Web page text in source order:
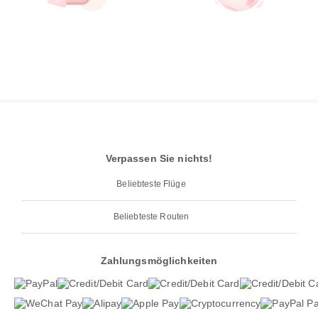
Verpassen Sie nichts!
Beliebteste Flüge
Beliebteste Routen
Zahlungsmöglichkeiten